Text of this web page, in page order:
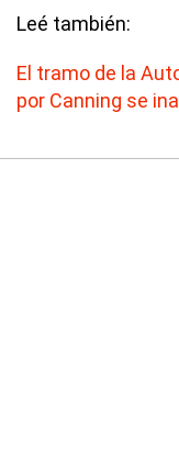
Leé también:
El tramo de la
por Canning se